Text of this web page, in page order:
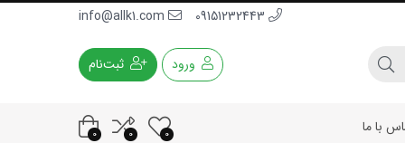
ورود ثبت‌نام
با ما 0
0
0